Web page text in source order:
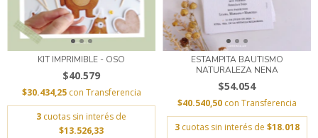
KIT IMPRIMIBLE - OSO
$40.579
$30.434,25 con Transferencia
3 cuotas sin interés de
$13.526,33
ESTAMPITA BAUTISMO
NATURALEZA NENA
$54.054
$40.540,50 con Transferencia
3 cuotas sin interés de $18.018